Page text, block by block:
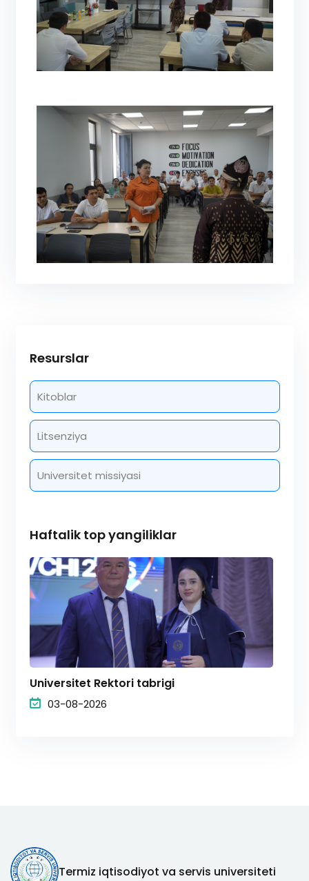
Resurslar
Kitoblar
Litsenziya
Universitet missiyasi
Haftalik top yangiliklar
Universitet Rektori tabrigi
03-08-2026
Termiz iqtisodiyot va servis universiteti